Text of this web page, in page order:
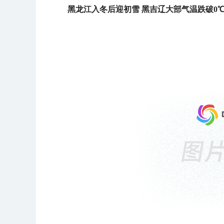
黑龙江入冬后迎初雪 黑吉辽大部气温跌破